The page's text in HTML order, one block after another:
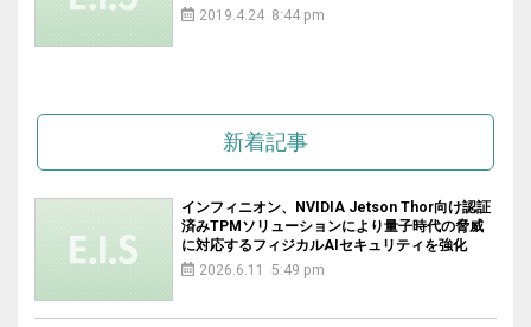
2019.4.24 8:44 pm
新着記事
インフィニオン、NVIDIA Jetson Thor向け認証
済みTPMソリューションにより量子時代の脅威
に対応するフィジカルAIセキュリティを強化
2026.6.11 5:49 pm